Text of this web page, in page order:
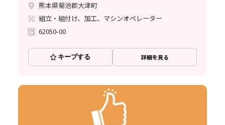
熊本県菊池郡大津町
組立・組付け、加工、マシンオペレーター
62050-00
キープする 詳細を見る